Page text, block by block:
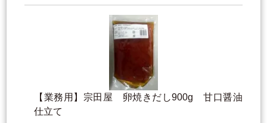
【業務用】宗田屋 卵焼きだし900g 甘口醤油
仕立て